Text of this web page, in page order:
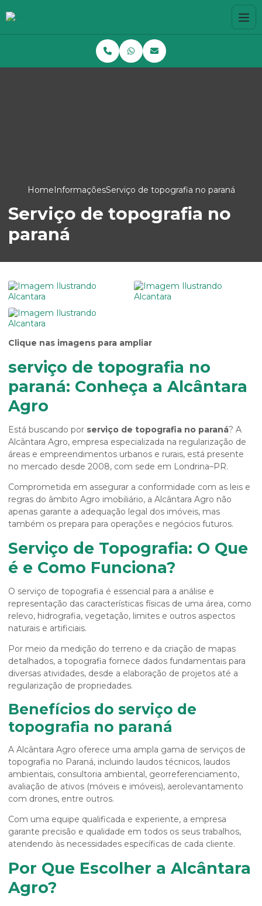
HomeInformaçõesServiço de topografia no paraná
Serviço de topografia no
paraná
Clique nas imagens para ampliar
serviço de topografia no
paraná: Conheça a Alcântara
Agro
Está buscando por serviço de topografia no paraná? A
Alcântara Agro, empresa especializada na regularização de
áreas e empreendimentos urbanos e rurais, está presente
no mercado desde 2008, com sede em Londrina–PR.
Comprometida em assegurar a conformidade com as leis e
regras do âmbito Agro imobiliário, a Alcântara Agro não
apenas garante a adequação legal dos imóveis, mas
também os prepara para operações e negócios futuros.
Serviço de Topografia: O Que
é e Como Funciona?
O serviço de topografia é essencial para a análise e
representação das características físicas de uma área, como
relevo, hidrografia, vegetação, limites e outros aspectos
naturais e artificiais.
Por meio da medição do terreno e da criação de mapas
detalhados, a topografia fornece dados fundamentais para
diversas atividades, desde a elaboração de projetos até a
regularização de propriedades.
Benefícios do serviço de
topografia no paraná
A Alcântara Agro oferece uma ampla gama de serviços de
topografia no Paraná, incluindo laudos técnicos, laudos
ambientais, consultoria ambiental, georreferenciamento,
avaliação de ativos (móveis e imóveis), aerolevantamento
com drones, entre outros.
Com uma equipe qualificada e experiente, a empresa
garante precisão e qualidade em todos os seus trabalhos,
atendendo às necessidades específicas de cada cliente.
Por Que Escolher a Alcântara
Agro?